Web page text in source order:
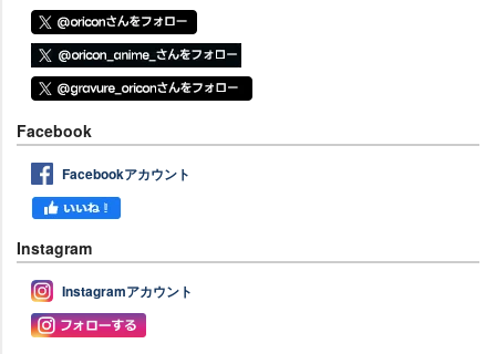
Facebook
Facebookアカウント
Instagram
Instagramアカウント